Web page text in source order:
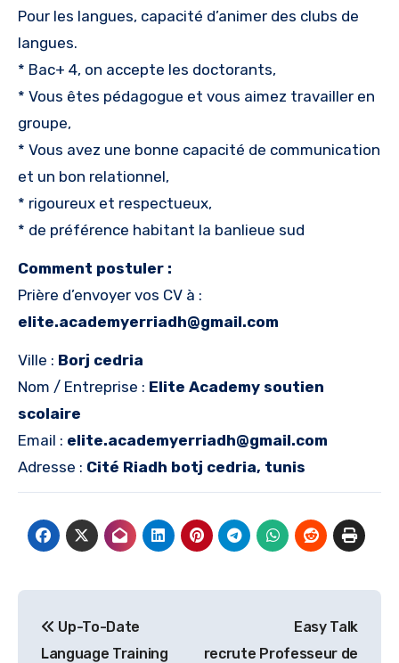
Pour les langues, capacité d’animer des clubs de
langues.
* Bac+ 4, on accepte les doctorants,
* Vous êtes pédagogue et vous aimez travailler en
groupe,
* Vous avez une bonne capacité de communication
et un bon relationnel,
* rigoureux et respectueux,
* de préférence habitant la banlieue sud
Comment postuler :
Prière d’envoyer vos CV à :
elite.academyerriadh@gmail.com
Ville : Borj cedria
Nom / Entreprise : Elite Academy soutien
scolaire
Email : elite.academyerriadh@gmail.com
Adresse : Cité Riadh botj cedria, tunis
de
Up-To-Date
Language Training
Easy Talk
recrute Professeur de